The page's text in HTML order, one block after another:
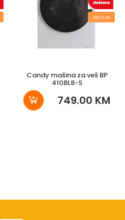
AKCIJA
Candy mašina za veš BP
410BL8-S
749.00 KM